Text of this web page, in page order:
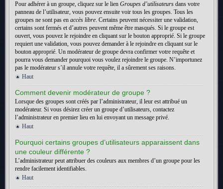
Pour adhérer à un groupe, cliquez sur le lien Groupes d’utilisateurs dans votre
panneau de l’utilisateur, vous pouvez ensuite voir tous les groupes. Tous les
groupes ne sont pas en accès libre. Certains peuvent nécessiter une validation,
certains sont fermés et d’autres peuvent même être masqués. Si le groupe est
ouvert, vous pouvez le rejoindre en cliquant sur le bouton approprié. Si le groupe
requiert une validation, vous pouvez demander à le rejoindre en cliquant sur le
bouton approprié. Un modérateur de groupe devra confirmer votre requête et
pourra vous demander pourquoi vous voulez rejoindre le groupe. N’importunez
pas le modérateur s’il annule votre requête, il a sûrement ses raisons.
Haut
Comment devenir modérateur de groupe ?
Lorsque des groupes sont créés par l’administrateur, il leur est attribué un
modérateur. Si vous désirez créer un groupe d’utilisateurs, contactez
l’administrateur en premier lieu en lui envoyant un message privé.
Haut
Pourquoi certains groupes d’utilisateurs apparaissent dans
une couleur différente ?
L’administrateur peut attribuer des couleurs aux membres d’un groupe pour les
rendre facilement identifiables.
Haut